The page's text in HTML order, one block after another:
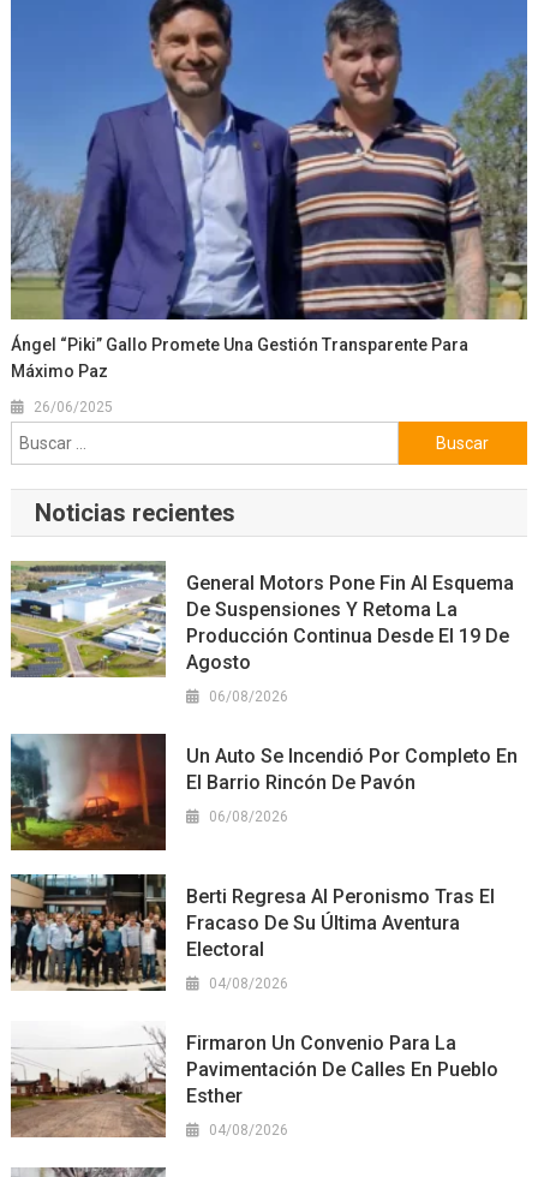
Ángel “Piki” Gallo Promete Una Gestión Transparente Para
Máximo Paz
26/06/2025
Buscar:
Noticias recientes
General Motors Pone Fin Al Esquema
De Suspensiones Y Retoma La
Producción Continua Desde El 19 De
Agosto
06/08/2026
Un Auto Se Incendió Por Completo En
El Barrio Rincón De Pavón
06/08/2026
Berti Regresa Al Peronismo Tras El
Fracaso De Su Última Aventura
Electoral
04/08/2026
Firmaron Un Convenio Para La
Pavimentación De Calles En Pueblo
Esther
04/08/2026